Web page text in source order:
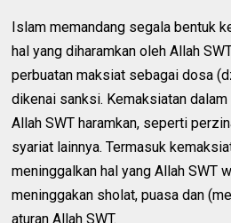
Islam memandang segala bentuk
hal yang diharamkan oleh Allah
perbuatan maksiat sebagai dosa
dikenai sanksi. Kemaksiatan
Allah SWT haramkan, seperti
syariat lainnya. Termasuk
meninggalkan hal yang Allah SWT
meninggakan sholat, puasa dan
aturan Allah SWT.